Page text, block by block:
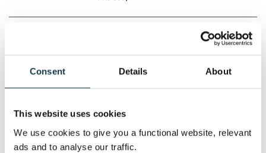
Consent Details About
This website uses cookies
We use cookies to give you a functional website, relevant
ads and to analyse our traffic.
Mary Higgins Clark
Nedlastbar lydbok
Pris 399,–